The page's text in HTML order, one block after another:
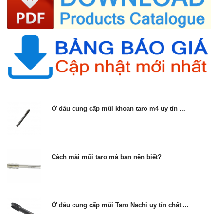
Ở đâu cung cấp mũi khoan taro m4 uy tín ...
Cách mài mũi taro mà bạn nên biết?
Ở đâu cung cấp mũi Taro Nachi uy tín chất ...